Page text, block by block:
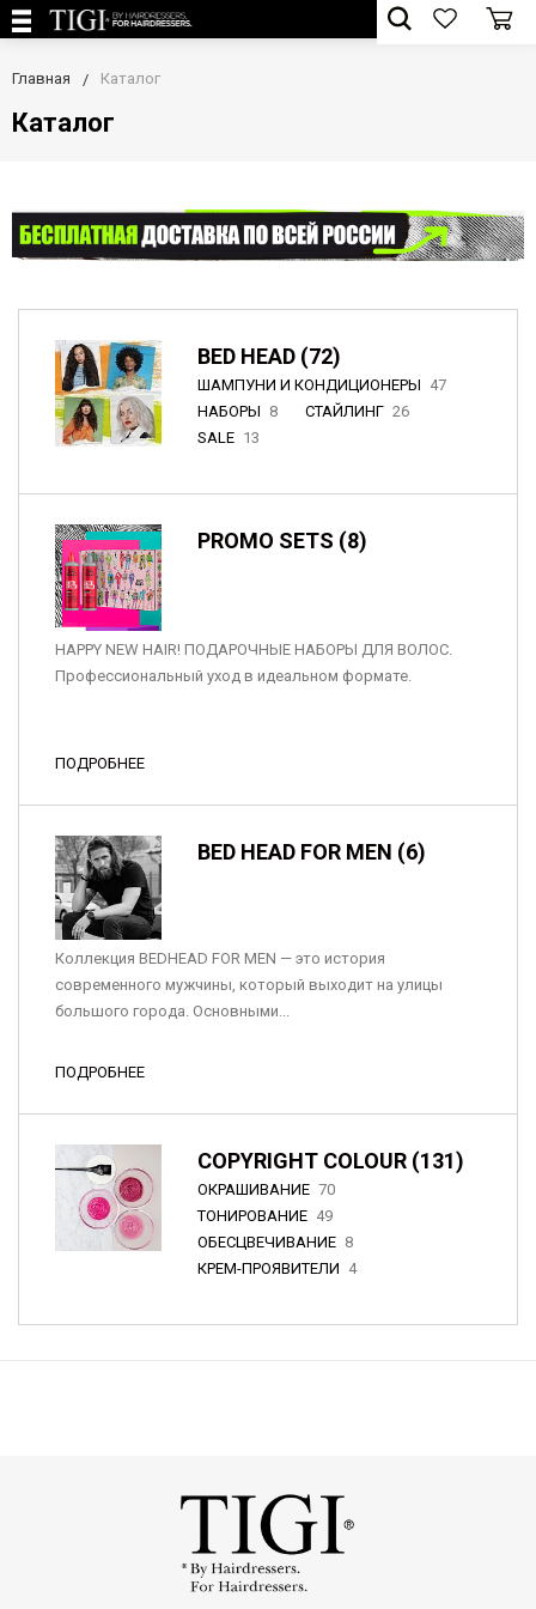
Главная Каталог
Каталог
BED HEAD (72)
ШАМПУНИ И КОНДИЦИОНЕРЫ 47
НАБОРЫ 8 СТАЙЛИНГ 26
SALE 13
PROMO SETS (8)
HAPPY NEW HAIR! ПОДАРОЧНЫЕ НАБОРЫ ДЛЯ ВОЛОС.
Профессиональный уход в идеальном формате.
ПОДРОБНЕЕ
BED HEAD FOR MEN (6)
Коллекция BEDHEAD FOR MEN — это история
современного мужчины, который выходит на улицы
большого города. Основными...
ПОДРОБНЕЕ
COPYRIGHT COLOUR (131)
ОКРАШИВАНИЕ 70
ТОНИРОВАНИЕ 49
ОБЕСЦВЕЧИВАНИЕ 8
КРЕМ-ПРОЯВИТЕЛИ 4